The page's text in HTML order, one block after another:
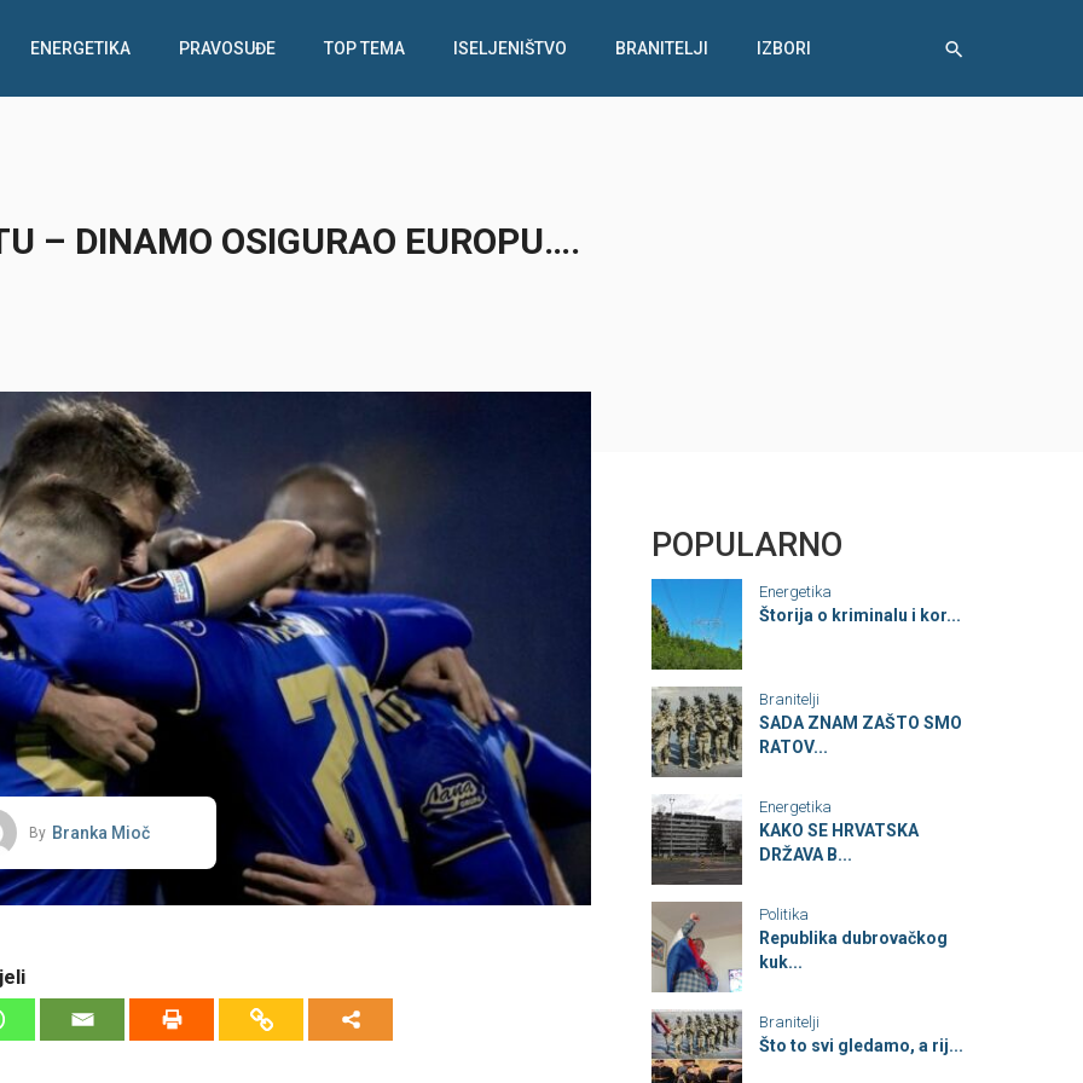
ENERGETIKA PRAVOSUĐE TOP TEMA ISELJENIŠTVO BRANITELJI IZBORI
– DINAMO OSIGURAO EUROPU….
By Branka Mioč
POPULARNO
Energetika
Štorija o kriminalu i kor...
Branitelji
SADA ZNAM ZAŠTO SMO
RATOV...
Energetika
KAKO SE HRVATSKA
DRŽAVA B...
Politika
Republika dubrovačkog
kuk...
Branitelji
Što to svi gledamo, a rij...